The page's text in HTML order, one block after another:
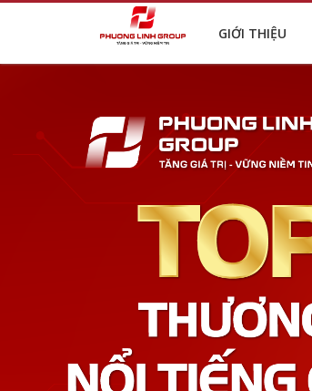
GIỚI THIỆU